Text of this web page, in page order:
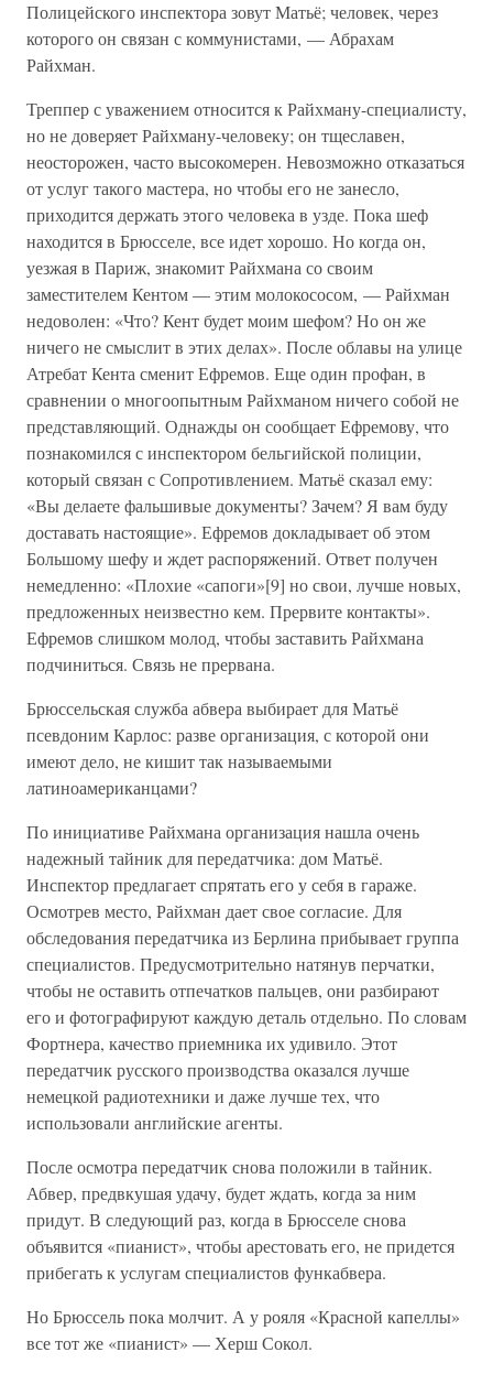
Полицейского инспектора зовут Матьё; человек, через
которого он связан с коммунистами, — Абрахам
Райхман.
Треппер с уважением относится к Райхману-специалисту,
но не доверяет Райхману-человеку; он тщеславен,
неосторожен, часто высокомерен. Невозможно отказаться
от услуг такого мастера, но чтобы его не занесло,
приходится держать этого человека в узде. Пока шеф
находится в Брюсселе, все идет хорошо. Но когда он,
уезжая в Париж, знакомит Райхмана со своим
заместителем Кентом — этим молокососом, — Райхман
недоволен: «Что? Кент будет моим шефом? Но он же
ничего не смыслит в этих делах». После облавы на улице
Атребат Кента сменит Ефремов. Еще один профан, в
сравнении о многоопытным Райхманом ничего собой не
представляющий. Однажды он сообщает Ефремову, что
познакомился с инспектором бельгийской полиции,
который связан с Сопротивлением. Матьё сказал ему:
«Вы делаете фальшивые документы? Зачем? Я вам буду
доставать настоящие». Ефремов докладывает об этом
Большому шефу и ждет распоряжений. Ответ получен
немедленно: «Плохие «сапоги»[9] но свои, лучше новых,
предложенных неизвестно кем. Прервите контакты».
Ефремов слишком молод, чтобы заставить Райхмана
подчиниться. Связь не прервана.
Брюссельская служба абвера выбирает для Матьё
псевдоним Карлос: разве организация, с которой они
имеют дело, не кишит так называемыми
латиноамериканцами?
По инициативе Райхмана организация нашла очень
надежный тайник для передатчика: дом Матьё.
Инспектор предлагает спрятать его у себя в гараже.
Осмотрев место, Райхман дает свое согласие. Для
обследования передатчика из Берлина прибывает группа
специалистов. Предусмотрительно натянув перчатки,
чтобы не оставить отпечатков пальцев, они разбирают
его и фотографируют каждую деталь отдельно. По словам
Фортнера, качество приемника их удивило. Этот
передатчик русского производства оказался лучше
немецкой радиотехники и даже лучше тех, что
использовали английские агенты.
После осмотра передатчик снова положили в тайник.
Абвер, предвкушая удачу, будет ждать, когда за ним
придут. В следующий раз, когда в Брюсселе снова
объявится «пианист», чтобы арестовать его, не придется
прибегать к услугам специалистов функабвера.
Но Брюссель пока молчит. А у рояля «Красной капеллы»
все тот же «пианист» — Херш Сокол.